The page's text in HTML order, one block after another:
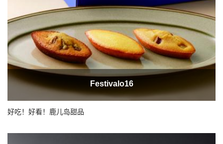
Festivalo16
好吃！好看！鹿儿岛甜品